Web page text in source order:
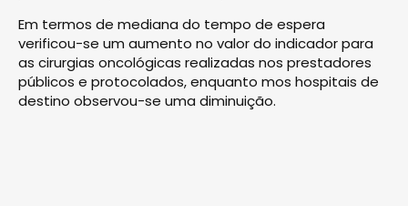
Em termos de mediana do tempo de espera
verificou-se um aumento no valor do indicador para
as cirurgias oncológicas realizadas nos prestadores
públicos e protocolados, enquanto mos hospitais de
destino observou-se uma diminuição.